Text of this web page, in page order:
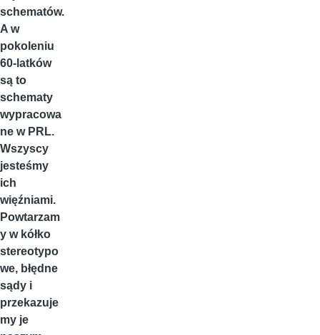
schematów.
A w
pokoleniu
60-latków
są to
schematy
wypracowa
ne w PRL.
Wszyscy
jesteśmy
ich
więźniami.
Powtarzam
y w kółko
stereotypo
we, błędne
sądy i
przekazuje
my je